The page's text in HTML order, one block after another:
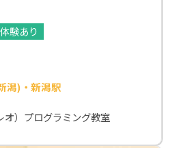
験あり
潟)・新潟駅
オ）プログラミング教室